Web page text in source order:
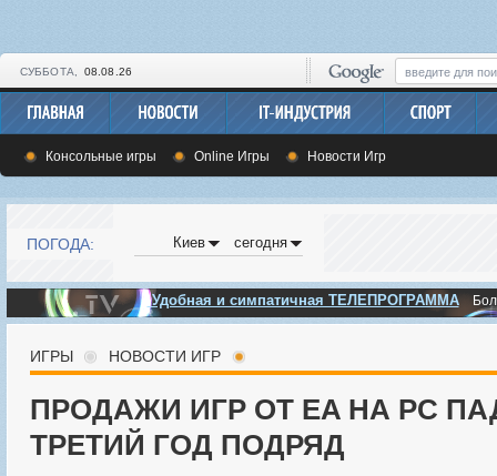
СУББОТА, 08.08.26
Консольные игры Online Игры Новости Игр
ПОГОДА: Киев сегодня
Удобная и симпатичная ТЕЛЕПРОГРАММА
ИГРЫ НОВОСТИ ИГР
ПРОДАЖИ ИГР ОТ EA НА PC
ТРЕТИЙ ГОД ПОДРЯД